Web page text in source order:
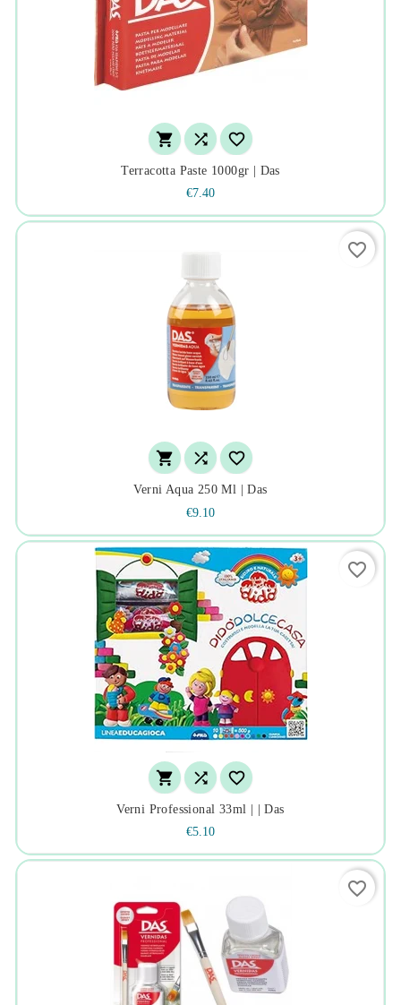
  
Terracotta Paste 1000gr | Das
€7.40
  
Verni Aqua 250 Ml | Das
€9.10
favorite_border
  
Verni Professional 33ml | | Das
€5.10
favorite_border
favorite_border